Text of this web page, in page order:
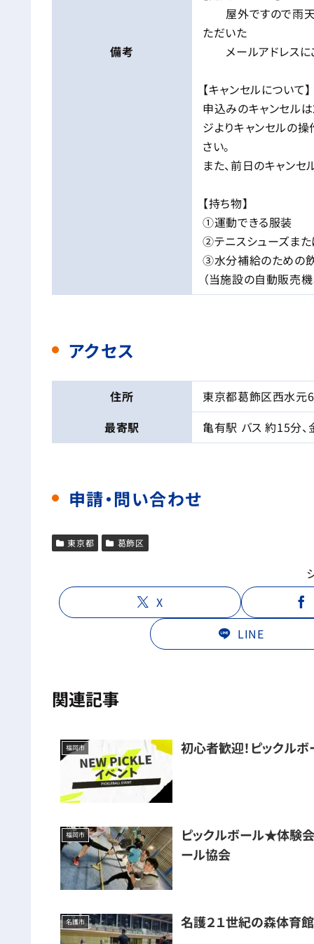
備考
屋外ですので雨天
ただいた
メールアドレスに
【キャンセルについて】
申込みのキャンセル
ジよりキャンセルの
さい。
また、前日のキャン
【持ち物】
①運動できる服装
②テニスシューズまた
③水分補給のための
（当施設の自動販売
アクセス
住所
東京都葛飾区西水元
最寄駅
亀有駅 バス 約15分
申請・問い合わせ
東京都 葛飾区
X
LINE
関連記事
福岡市 初心者歓迎！ピックル
福岡市
ピックルボール★体験
ール協会
名護市 名護２１世紀の森体育